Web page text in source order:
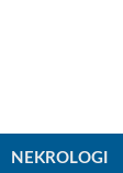
NEKROLOGI